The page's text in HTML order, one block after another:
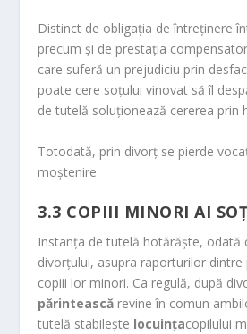
Distinct de obligaţia de întreţinere
precum şi de prestaţia
care suferă un prejudiciu prin
poate cere soţului vinovat să îl
de tutelă soluţionează cererea prin
Totodată, prin divorţ se pierde
moştenire.
3.3 COPIII MINORI AI
Instanţa de tutelă hotărăşte, odată
divorţului, asupra raporturilor
copiii lor minori. Ca regulă, după
părintească revine în comun
tutelă stabileşte locuinţacopilului